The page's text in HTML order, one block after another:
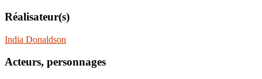
Réalisateur(s)
India Donaldson
Acteurs, personnages